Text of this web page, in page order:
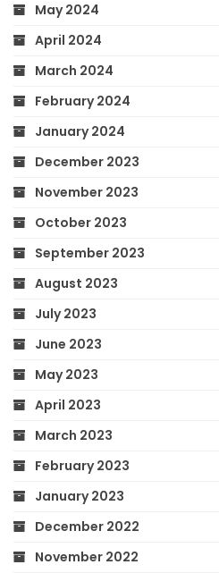
May 2024
April 2024
March 2024
February 2024
January 2024
December 2023
November 2023
October 2023
September 2023
August 2023
July 2023
June 2023
May 2023
April 2023
March 2023
February 2023
January 2023
December 2022
November 2022